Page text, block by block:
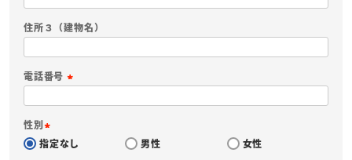
)
必
須
)
住所３（建物名）
電話番号
須
性別
(
指定なし 男性 女性